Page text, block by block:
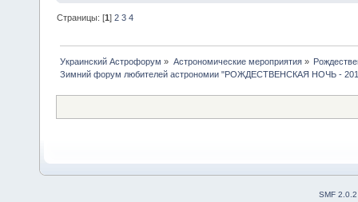
Страницы: [1]2 3 4
Украинский Астрофорум » Астрономические мероприятия»
Зимний форум любителей астрономии "РОЖДЕСТВЕНСКАЯ НОЧЬ -
SMF 2.0.2